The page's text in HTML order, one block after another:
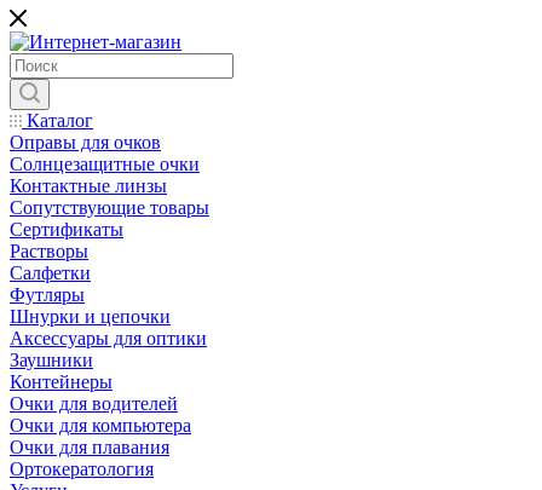
Каталог
Оправы для очков
Солнцезащитные очки
Контактные линзы
Сопутствующие товары
Сертификаты
Растворы
Салфетки
Футляры
Шнурки и цепочки
Аксессуары для оптики
Заушники
Контейнеры
Очки для водителей
Очки для компьютера
Очки для плавания
Ортокератология